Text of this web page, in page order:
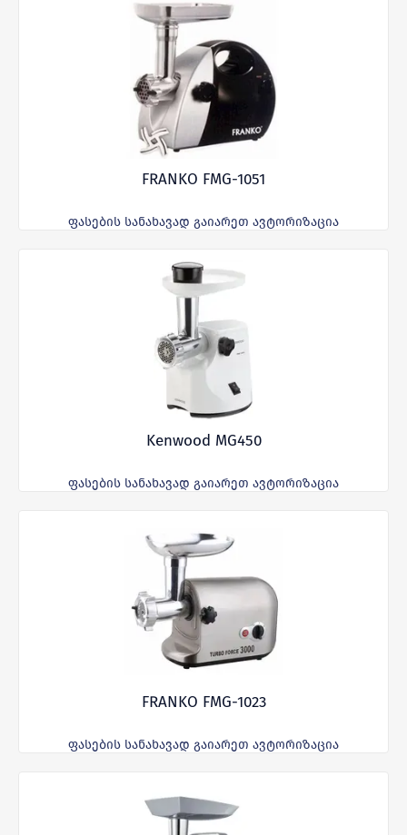
FRANKO FMG-1051
ფასების სანახავად გაიარეთ ავტორიზაცია
Kenwood MG450
ფასების სანახავად გაიარეთ ავტორიზაცია
FRANKO FMG-1023
ფასების სანახავად გაიარეთ ავტორიზაცია